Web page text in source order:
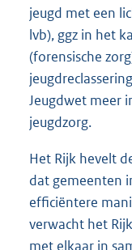
jeugd met een
lvb), ggz in het
(forensische
Jeugdwet meer
jeugdzorg.
Het Rijk hevelt
dat gemeenten
efficiëntere
verwacht het
met elkaar in